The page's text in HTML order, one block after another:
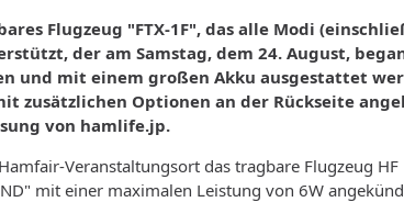
Flugzeug "FTX-1F", das alle Modi
der am Samstag, dem 24. August,
und mit einem großen Akku ausgestattet
zusätzlichen Optionen an der Rückseite
von hamlife.jp.
Veranstaltungsort das tragbare Flugzeug
mit einer maximalen Leistung von 6W